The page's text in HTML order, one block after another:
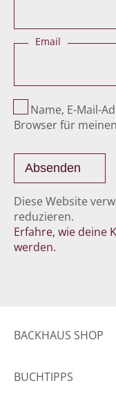
Email
Name, E-Mail-
Browser für
Diese Website
reduzieren.
Erfahre, wie deine
werden.
BACKHAUS SHOP
BUCHTIPPS